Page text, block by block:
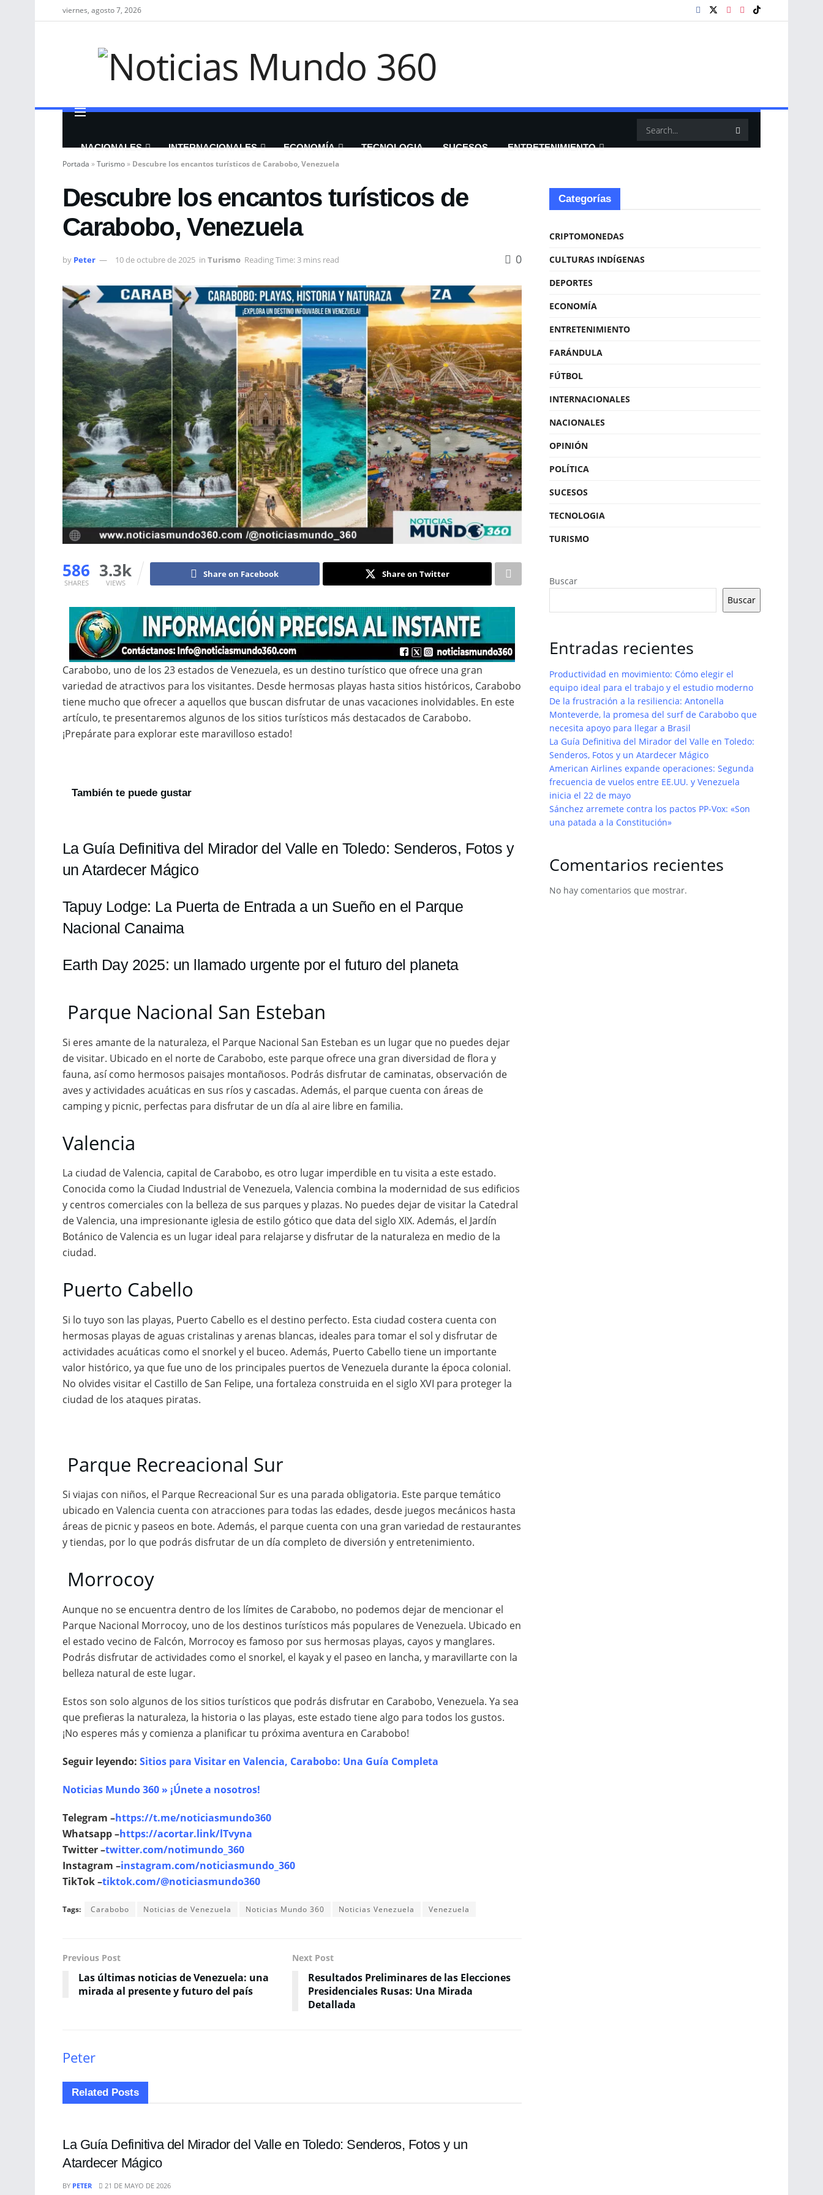
viernes, agosto 7, 2026
NACIONALES INTERNACIONALES ECONOMÍA TECNOLOGIA SUCESOS
ENTRETENIMIENTO
Portada »Turismo» Descubre los encantos turísticos de Carabobo, Venezuela
Descubre los encantos turísticos de
Carabobo, Venezuela
by Peter 10 de octubre de 2025 in Turismo Reading Time: 3 mins read 0
586
SHARES
3.3k
VIEWS
Share on Facebook Share on Twitter
Carabobo, uno de los 23 estados de Venezuela, es un destino turístico que ofrece una gran
variedad de atractivos para los visitantes. Desde hermosas playas hasta sitios históricos, Carabobo
tiene mucho que ofrecer a aquellos que buscan disfrutar de unas vacaciones inolvidables. En este
artículo, te presentaremos algunos de los sitios turísticos más destacados de Carabobo.
¡Prepárate para explorar este maravilloso estado!
También te puede gustar
La Guía Definitiva del Mirador del Valle en Toledo: Senderos, Fotos y
un Atardecer Mágico
Tapuy Lodge: La Puerta de Entrada a un Sueño en el Parque
Nacional Canaima
Earth Day 2025: un llamado urgente por el futuro del planeta
Parque Nacional San Esteban
Si eres amante de la naturaleza, el Parque Nacional San Esteban es un lugar que no puedes dejar
de visitar. Ubicado en el norte de Carabobo, este parque ofrece una gran diversidad de flora y
fauna, así como hermosos paisajes montañosos. Podrás disfrutar de caminatas, observación de
aves y actividades acuáticas en sus ríos y cascadas. Además, el parque cuenta con áreas de
camping y picnic, perfectas para disfrutar de un día al aire libre en familia.
Valencia
La ciudad de Valencia, capital de Carabobo, es otro lugar imperdible en tu visita a este estado.
Conocida como la Ciudad Industrial de Venezuela, Valencia combina la modernidad de sus edificios
y centros comerciales con la belleza de sus parques y plazas. No puedes dejar de visitar la Catedral
de Valencia, una impresionante iglesia de estilo gótico que data del siglo XIX. Además, el Jardín
Botánico de Valencia es un lugar ideal para relajarse y disfrutar de la naturaleza en medio de la
ciudad.
Puerto Cabello
Si lo tuyo son las playas, Puerto Cabello es el destino perfecto. Esta ciudad costera cuenta con
hermosas playas de aguas cristalinas y arenas blancas, ideales para tomar el sol y disfrutar de
actividades acuáticas como el snorkel y el buceo. Además, Puerto Cabello tiene un importante
valor histórico, ya que fue uno de los principales puertos de Venezuela durante la época colonial.
No olvides visitar el Castillo de San Felipe, una fortaleza construida en el siglo XVI para proteger la
ciudad de los ataques piratas.
Parque Recreacional Sur
Si viajas con niños, el Parque Recreacional Sur es una parada obligatoria. Este parque temático
ubicado en Valencia cuenta con atracciones para todas las edades, desde juegos mecánicos hasta
áreas de picnic y paseos en bote. Además, el parque cuenta con una gran variedad de restaurantes
y tiendas, por lo que podrás disfrutar de un día completo de diversión y entretenimiento.
Morrocoy
Aunque no se encuentra dentro de los límites de Carabobo, no podemos dejar de mencionar el
Parque Nacional Morrocoy, uno de los destinos turísticos más populares de Venezuela. Ubicado en
el estado vecino de Falcón, Morrocoy es famoso por sus hermosas playas, cayos y manglares.
Podrás disfrutar de actividades como el snorkel, el kayak y el paseo en lancha, y maravillarte con la
belleza natural de este lugar.
Estos son solo algunos de los sitios turísticos que podrás disfrutar en Carabobo, Venezuela. Ya sea
que prefieras la naturaleza, la historia o las playas, este estado tiene algo para todos los gustos.
¡No esperes más y comienza a planificar tu próxima aventura en Carabobo!
Seguir leyendo: Sitios para Visitar en Valencia, Carabobo: Una Guía Completa
Noticias Mundo 360 » ¡Únete a nosotros!
Telegram –https://t.me/noticiasmundo360
Whatsapp –https://acortar.link/lTvyna
Twitter –twitter.com/notimundo_360
Instagram –instagram.com/noticiasmundo_360
TikTok –tiktok.com/@noticiasmundo360
Tags: Carabobo Noticias de Venezuela Noticias Mundo 360 Noticias Venezuela Venezuela
Previous Post
Las últimas noticias de Venezuela: una
mirada al presente y futuro del país
Next Post
Resultados Preliminares de las Elecciones
Presidenciales Rusas: Una Mirada
Detallada
Peter
Related Posts
La Guía Definitiva del Mirador del Valle en Toledo: Senderos, Fotos y un
Atardecer Mágico
BY PETER 21 DE MAYO DE 2026
Categorías
CRIPTOMONEDAS
CULTURAS INDÍGENAS
DEPORTES
ECONOMÍA
ENTRETENIMIENTO
FARÁNDULA
FÚTBOL
INTERNACIONALES
NACIONALES
OPINIÓN
POLÍTICA
SUCESOS
TECNOLOGIA
TURISMO
Buscar
Buscar
Entradas recientes
Productividad en movimiento: Cómo elegir el
equipo ideal para el trabajo y el estudio moderno
De la frustración a la resiliencia: Antonella
Monteverde, la promesa del surf de Carabobo que
necesita apoyo para llegar a Brasil
La Guía Definitiva del Mirador del Valle en Toledo:
Senderos, Fotos y un Atardecer Mágico
American Airlines expande operaciones: Segunda
frecuencia de vuelos entre EE.UU. y Venezuela
inicia el 22 de mayo
Sánchez arremete contra los pactos PP-Vox: «Son
una patada a la Constitución»
Comentarios recientes
No hay comentarios que mostrar.